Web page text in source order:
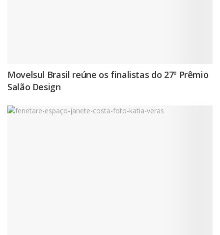
Movelsul Brasil reúne os finalistas do 27º Prêmio
Salão Design